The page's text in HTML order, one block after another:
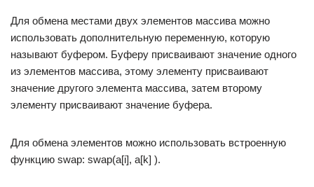
Для обмена местами двух элементов массива можно
использовать дополнительную переменную, которую
называют буфером. Буферу присваивают значение одного
из элементов массива, этому элементу присваивают
значение другого элемента массива, затем второму
элементу присваивают значение буфера.
Для обмена элементов можно использовать встроенную
функцию swap: swap(a[i], a[k] ).